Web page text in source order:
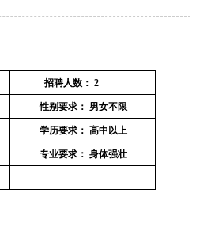
招聘人数： 2
性别要求： 男女不限
学历要求： 高中以上
专业要求： 身体强壮